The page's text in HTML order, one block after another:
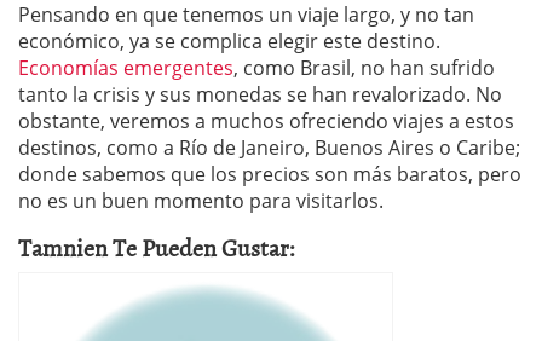
Pensando en que tenemos un viaje largo, y no tan
económico, ya se complica elegir este destino.
Economías emergentes, como Brasil, no han sufrido
tanto la crisis y sus monedas se han revalorizado. No
obstante, veremos a muchos ofreciendo viajes a estos
destinos, como a Río de Janeiro, Buenos Aires o Caribe;
donde sabemos que los precios son más baratos, pero
no es un buen momento para visitarlos.
Tamnien Te Pueden Gustar: